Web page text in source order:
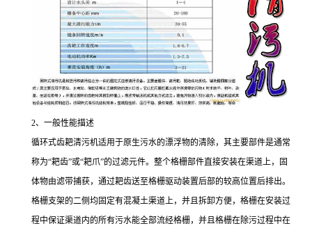
2、一般性能描述
循环式齿耙清污机适用于原生污水的漂浮物的清除，其主要部件是通常
称为“耙齿”或“耙爪”的过滤元件。整个格栅部件直接安装在渠道上，固
体物由滤带捕获，通过耙齿送至格栅驱动装置后部的较高位置后排出。
格栅支架的二侧均固定有混凝土渠道上，并且拆卸方便，格栅在安装过
程中保证渠道内的所有污水能全部流经格栅，并且格栅在除污过程中在